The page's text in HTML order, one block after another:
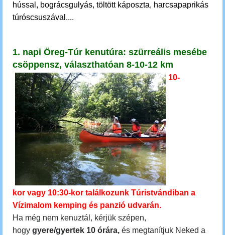
hússal, bográcsgulyás, töltött káposzta, harcsapaprikás
túróscsuszával....
1. napi Öreg-Túr kenutúra: szürreális mesébe
csöppensz, választhatóan 8-10-12 km
10-
kor vagy 10:30-kor találkozunk Túristvándiban a
Vízimalom kemping és panzió udvarán.
Ha még nem kenuztál, kérjük szépen,
hogy gyere/gyertek 10 órára, és megtanítjuk Neked a